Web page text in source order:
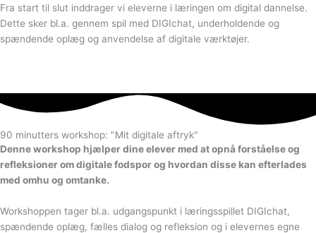
Fra start til slut inddrager vi eleverne i læringen om digital dannelse.
Dette sker bl.a. gennem spil med DIGIchat, underholdende og
spændende oplæg og anvendelse af digitale værktøjer.
90 minutters workshop: "Mit digitale aftryk"
Denne workshop hjælper dine elever med at opnå forståelse og
refleksioner om digitale fodspor og hvordan disse kan efterlades
med omhu og omtanke.
Workshoppen tager bl.a. udgangspunkt i læringsspillet DIGIchat,
spændende oplæg, fælles dialog og refleksion og i elevernes egne